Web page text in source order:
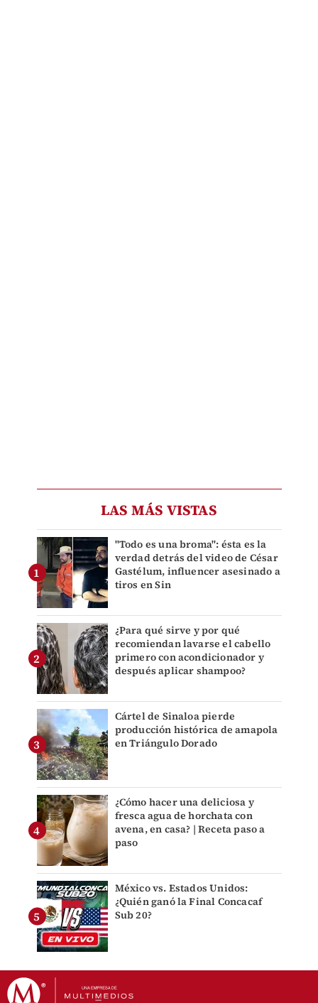
LAS MÁS VISTAS
"Todo es una broma": ésta es la
verdad detrás del video de César
Gastélum, influencer asesinado a
tiros en Sin
¿Para qué sirve y por qué
recomiendan lavarse el cabello
primero con acondicionador y
después aplicar shampoo?
Cártel de Sinaloa pierde
producción histórica de amapola
en Triángulo Dorado
¿Cómo hacer una deliciosa y
fresca agua de horchata con
avena, en casa? | Receta paso a
paso
México vs. Estados Unidos:
¿Quién ganó la Final Concacaf
Sub 20?